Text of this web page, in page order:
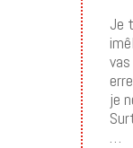
Je
je
…